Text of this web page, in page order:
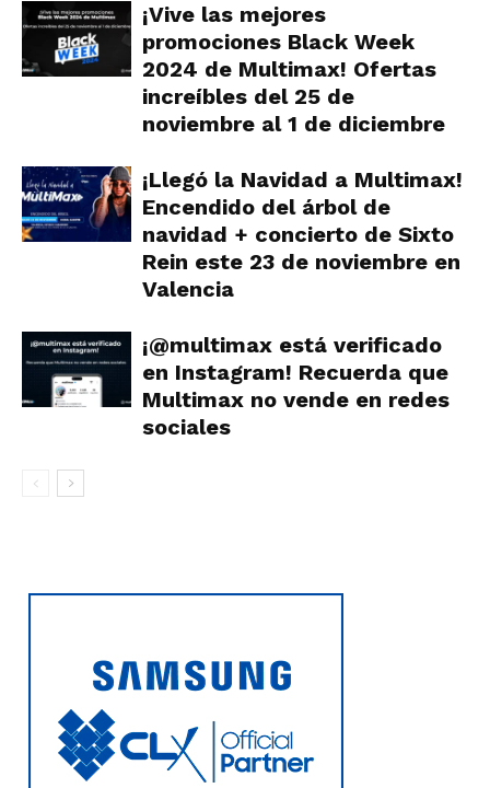
¡Vive las mejores
promociones Black Week
2024 de Multimax! Ofertas
increíbles del 25 de
noviembre al 1 de diciembre
¡Llegó la Navidad a Multimax!
Encendido del árbol de
navidad + concierto de Sixto
Rein este 23 de noviembre en
Valencia
¡@multimax está verificado
en Instagram! Recuerda que
Multimax no vende en redes
sociales